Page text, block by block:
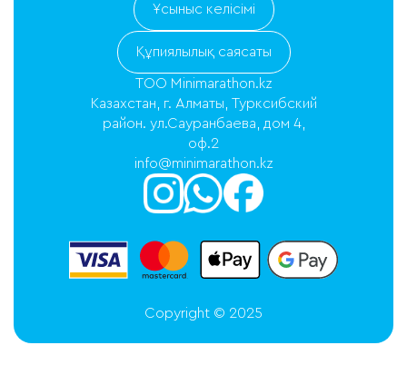
Ұсыныс келісімі
Құпиялылық саясаты
ТОО Minimarathon.kz
Казахстан, г. Алматы, Турксибский
район. ул.Сауранбаева, дом 4,
оф.2
info@minimarathon.kz
Copyright © 2025